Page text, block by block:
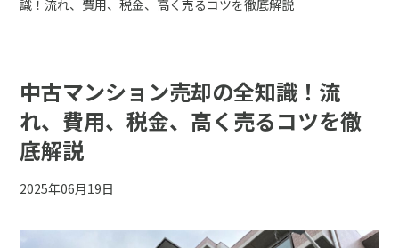
識！流れ、費用、税金、高く売るコツを徹底解説
中古マンション売却の全知識！流
れ、費用、税金、高く売るコツを徹
底解説
2025年06月19日